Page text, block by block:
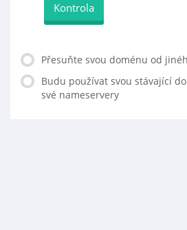
Kontrola
Přesuňte svou doménu od
Budu používat svou stávající
své nameservery